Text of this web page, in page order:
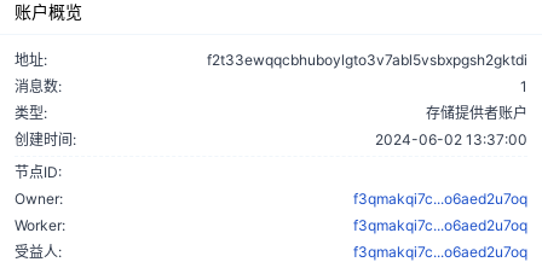
账户概览
地址:
f2t33ewqqcbhuboylgto3v7abl5vsbxpgsh2gktdi
消息数:
1
类型:
存储提供者账户
创建时间:
2024-06-02 13:37:00
节点ID:
Owner:
f3qmakqi7c...o6aed2u7oq
Worker:
f3qmakqi7c...o6aed2u7oq
受益人:
f3qmakqi7c...o6aed2u7oq